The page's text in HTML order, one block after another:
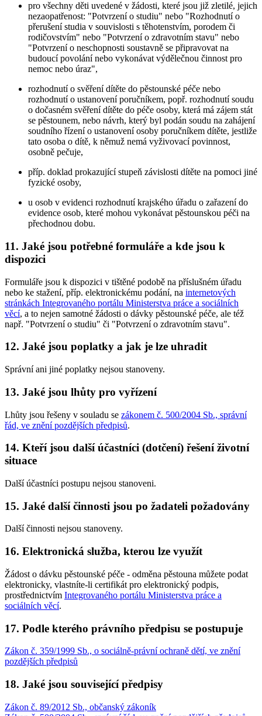
pro všechny děti uvedené v žádosti, které jsou již zletilé, jejich
nezaopatřenost: "Potvrzení o studiu" nebo "Rozhodnutí o
přerušení studia v souvislosti s těhotenstvím, porodem či
rodičovstvím" nebo "Potvrzení o zdravotním stavu" nebo
"Potvrzení o neschopnosti soustavně se připravovat na
budoucí povolání nebo vykonávat výdělečnou činnost pro
nemoc nebo úraz",
rozhodnutí o svěření dítěte do pěstounské péče nebo
rozhodnutí o ustanovení poručníkem, popř. rozhodnutí soudu
o dočasném svěření dítěte do péče osoby, která má zájem stát
se pěstounem, nebo návrh, který byl podán soudu na zahájení
soudního řízení o ustanovení osoby poručníkem dítěte, jestliže
tato osoba o dítě, k němuž nemá vyživovací povinnost,
osobně pečuje,
příp. doklad prokazující stupeň závislosti dítěte na pomoci jiné
fyzické osoby,
u osob v evidenci rozhodnutí krajského úřadu o zařazení do
evidence osob, které mohou vykonávat pěstounskou péči na
přechodnou dobu.
11. Jaké jsou potřebné formuláře a kde jsou k
dispozici
Formuláře jsou k dispozici v tištěné podobě na příslušném úřadu
nebo ke stažení, příp. elektronickému podání, na internetových
stránkách Integrovaného portálu Ministerstva práce a sociálních
věcí, a to nejen samotné žádosti o dávky pěstounské péče, ale též
např. "Potvrzení o studiu" či "Potvrzení o zdravotním stavu".
12. Jaké jsou poplatky a jak je lze uhradit
Správní ani jiné poplatky nejsou stanoveny.
13. Jaké jsou lhůty pro vyřízení
Lhůty jsou řešeny v souladu se zákonem č. 500/2004 Sb., správní
řád, ve znění pozdějších předpisů.
14. Kteří jsou další účastníci (dotčení) řešení životní
situace
Další účastníci postupu nejsou stanoveni.
15. Jaké další činnosti jsou po žadateli požadovány
Další činnosti nejsou stanoveny.
16. Elektronická služba, kterou lze využít
Žádost o dávku pěstounské péče - odměna pěstouna můžete podat
elektronicky, vlastníte-li certifikát pro elektronický podpis,
prostřednictvím Integrovaného portálu Ministerstva práce a
sociálních věcí.
17. Podle kterého právního předpisu se postupuje
Zákon č. 359/1999 Sb., o sociálně-právní ochraně dětí, ve znění
pozdějších předpisů
18. Jaké jsou související předpisy
Zákon č. 89/2012 Sb., občanský zákoník